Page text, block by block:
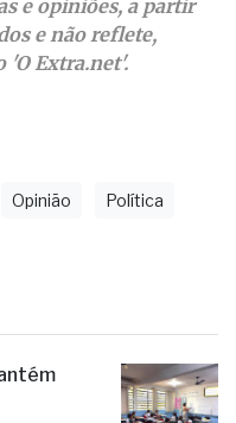
e opiniões, a partir
e não reflete,
'O Extra.net'.
Opinião Política